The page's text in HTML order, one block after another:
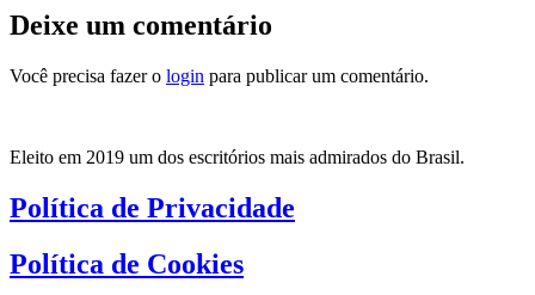
Deixe um comentário
Você precisa fazer o login para publicar um comentário.
Eleito em 2019 um dos escritórios mais admirados do Brasil.
Política de Privacidade
Política de Cookies